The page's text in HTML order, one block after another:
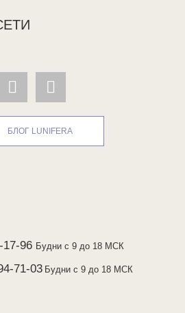
БЛОГ LUNIFERA
17-96 Будни с 9 до 18 МСК
71-03 Будни с 9 до 18 МСК